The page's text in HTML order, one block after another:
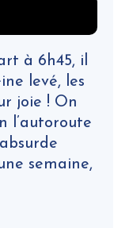
à 6h45, il
levé, les
joie ! On
l’autoroute
semaine,